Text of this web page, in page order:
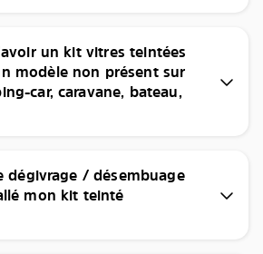
un kit vitres teintées
modèle non présent sur
car, caravane, bateau,
dégivrage / désembuage
mon kit teinté